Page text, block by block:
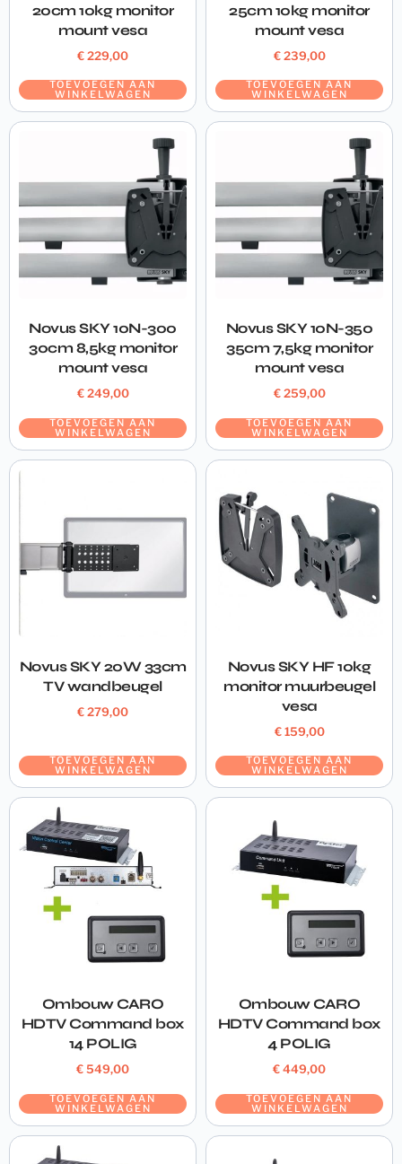
20cm 10kg monitor
mount vesa
€229,00
TOEVOEGEN AAN
WINKELWAGEN
25cm 10kg monitor
mount vesa
€239,00
TOEVOEGEN AAN
WINKELWAGEN
Novus SKY 10N-300
30cm 8,5kg monitor
mount vesa
€249,00
TOEVOEGEN AAN
WINKELWAGEN
Novus SKY 10N-350
35cm 7,5kg monitor
mount vesa
€259,00
TOEVOEGEN AAN
WINKELWAGEN
Novus SKY 20W 33cm
TV wandbeugel
€279,00
TOEVOEGEN AAN
WINKELWAGEN
Novus SKY HF 10kg
monitor muurbeugel
vesa
€159,00
TOEVOEGEN AAN
WINKELWAGEN
Ombouw CARO
HDTV Command box
14 POLIG
€549,00
TOEVOEGEN AAN
WINKELWAGEN
Ombouw CARO
HDTV Command box
4 POLIG
€449,00
TOEVOEGEN AAN
WINKELWAGEN